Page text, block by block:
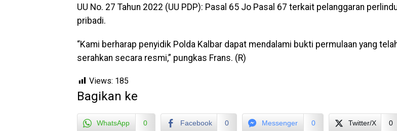
UU No. 27 Tahun 2022 (UU PDP): Pasal 65 Jo Pasal 67 terkait pelanggaran
pribadi.
“Kami berharap penyidik Polda Kalbar dapat mendalami bukti permulaan yang
serahkan secara resmi,” pungkas Frans. (R)
Views: 185
Bagikan ke
WhatsApp 0 Facebook 0 Messenger 0 Twitter/X 0